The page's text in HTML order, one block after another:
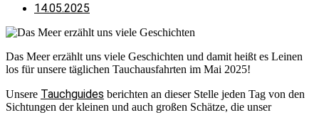
14.05.2025
Das Meer erzählt uns viele Geschichten und damit heißt es Leinen
los für unsere täglichen Tauchausfahrten im Mai 2025!
Unsere Tauchguides berichten an dieser Stelle jeden Tag von den
Sichtungen der kleinen und auch großen Schätze, die unser